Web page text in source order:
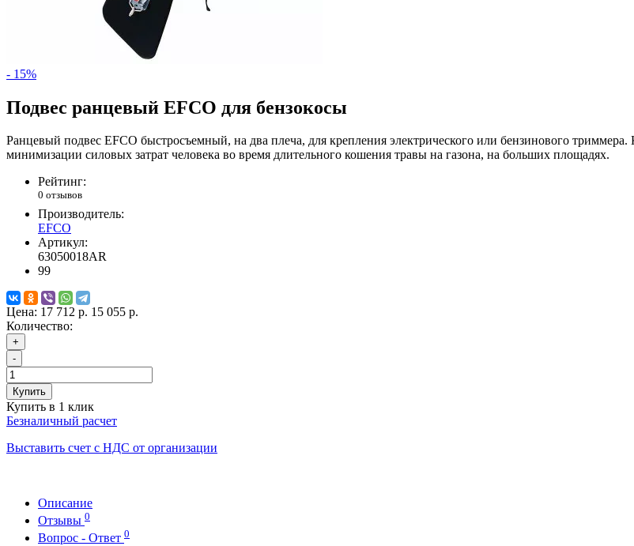
- 15%
Подвес ранцевый EFCO для бензокосы
Ранцевый подвес EFCO быстросъемный, на два плеча, для крепления электрического или бензинового триммера.
минимизации силовых затрат человека во время длительного кошения травы на газона, на больших площадях.
Рейтинг:
0 отзывов
Производитель:
EFCO
Артикул:
63050018AR
99
Цена: 17 712 р. 15 055 р.
Количество:
+
-
Купить
Купить в 1 клик
Безналичный расчет
Выставить счет с НДС от организации
Описание
Отзывы 0
Вопрос - Ответ 0